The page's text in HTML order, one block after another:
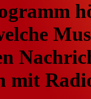
mit